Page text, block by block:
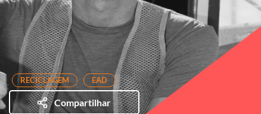
RECICLAGEM EAD
Compartilhar